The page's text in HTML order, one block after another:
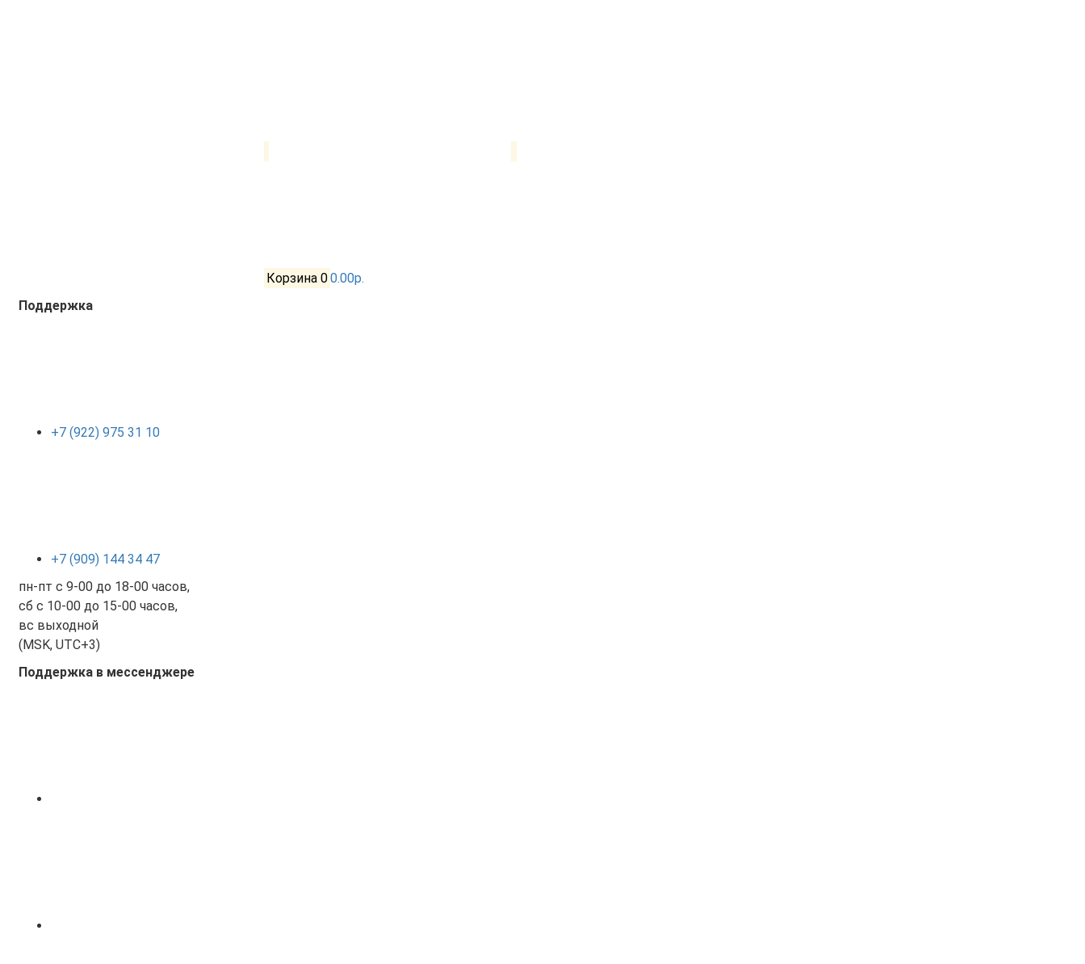
Корзина 00.00р.
Поддержка
+7 (922) 975 31 10
+7 (909) 144 34 47
пн-пт с 9-00 до 18-00 часов,
сб с 10-00 до 15-00 часов,
вс выходной
(MSK, UTC+3)
Поддержка в мессенджере